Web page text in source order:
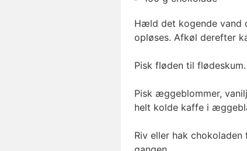
Hæld det kogende vand
opløses. Afkøl derefter
Pisk fløden til flødeskum.
Pisk æggeblommer,
helt kolde kaffe i
Riv eller hak